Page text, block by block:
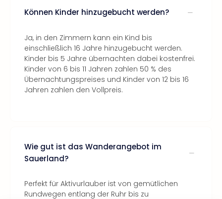
Können Kinder hinzugebucht werden?
Ja, in den Zimmern kann ein Kind bis
einschließlich 16 Jahre hinzugebucht werden.
Kinder bis 5 Jahre übernachten dabei kostenfrei.
Kinder von 6 bis 11 Jahren zahlen 50 % des
Übernachtungspreises und Kinder von 12 bis 16
Jahren zahlen den Vollpreis.
Wie gut ist das Wanderangebot im
Sauerland?
Perfekt für Aktivurlauber ist von gemütlichen
Rundwegen entlang der Ruhr bis zu